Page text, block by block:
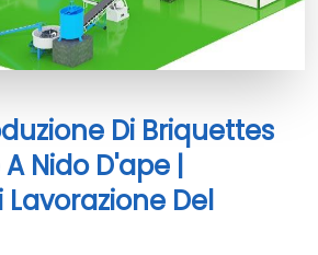
Di Briquettes
Nido D'ape |
Del